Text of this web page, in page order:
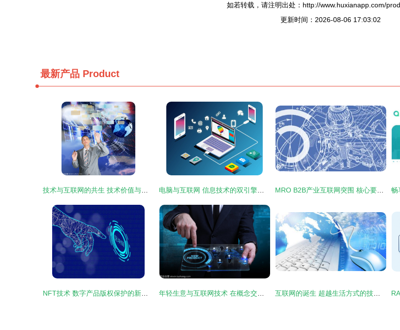
如若转载，请注明出处：http://www.huxianapp.com/
更新时间：2026-08-06 17:03:02
最新产品 Product